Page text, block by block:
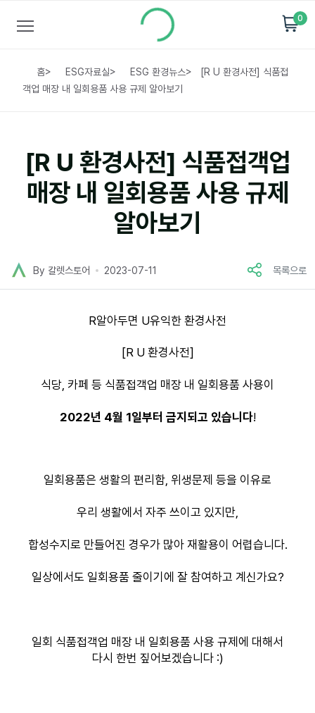
0
홈> ESG자료실> ESG 환경뉴스>
[R U 환경사전] 식품접
객업 매장 내 일회용품 사용 규제 알아보기
[R U 환경사전] 식품접객업
매장 내 일회용품 사용 규제
알아보기
By 칼렛스토어 2023-07-11 목록으로
R알아두면 U유익한 환경사전
[R U 환경사전]
식당, 카페 등 식품접객업 매장 내 일회용품 사용이
2022년 4월 1일부터 금지되고 있습니다!
일회용품은 생활의 편리함, 위생문제 등을 이유로
우리 생활에서 자주 쓰이고 있지만,
합성수지로 만들어진 경우가 많아 재활용이 어렵습니다.
일상에서도 일회용품 줄이기에 잘 참여하고 계신가요?
일회 식품접객업 매장 내 일회용품 사용 규제에 대해서
다시 한번 짚어보겠습니다 :)